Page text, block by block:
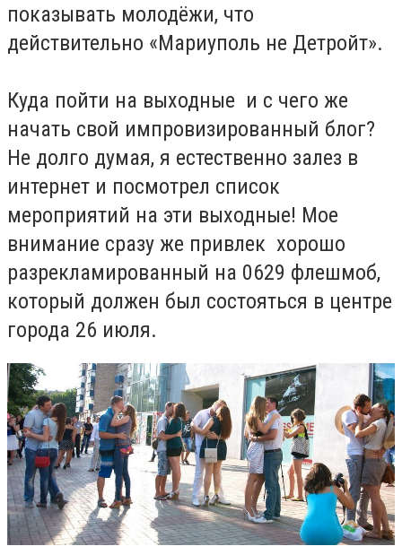
показывать молодёжи, что
действительно «Мариуполь не Детройт».
Куда пойти на выходные и с чего же
начать свой импровизированный блог?
Не долго думая, я естественно залез в
интернет и посмотрел список
мероприятий на эти выходные! Мое
внимание сразу же привлек хорошо
разрекламированный на 0629 флешмоб,
который должен был состояться в центре
города 26 июля.